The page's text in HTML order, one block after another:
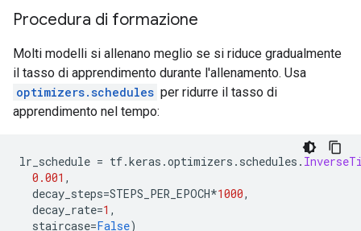
Procedura di formazione
Molti modelli si allenano meglio se si riduce gradualmente
il tasso di apprendimento durante l'allenamento. Usa
optimizers.schedules per ridurre il tasso di
apprendimento nel tempo:
lr_schedule = tf.keras .optimizers . schedules .
0.001 ,
decay_steps=STEPS_PER_EPOCH*1000,
decay_rate=1 ,
staircase=False)